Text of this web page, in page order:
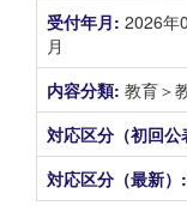
受付年月: 2026年
月
内容分類: 教育＞
対応区分（初回公
対応区分（最新）: